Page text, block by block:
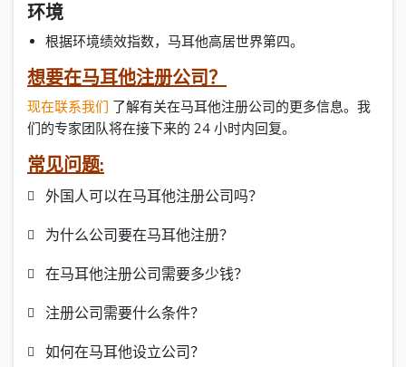
环境
根据环境绩效指数，马耳他高居世界第四。
想要在马耳他注册公司？
现在联系我们 了解有关在马耳他注册公司的更多信息。我
们的专家团队将在接下来的 24 小时内回复。
常见问题:
外国人可以在马耳他注册公司吗？
为什么公司要在马耳他注册？
在马耳他注册公司需要多少钱？
注册公司需要什么条件？
如何在马耳他设立公司？